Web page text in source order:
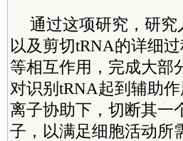
通过这项研究，研究
以及剪切tRNA的详细
等相互作用，完成大部
对识别tRNA起到辅助
离子协助下，切断其一
子，以满足细胞活动所